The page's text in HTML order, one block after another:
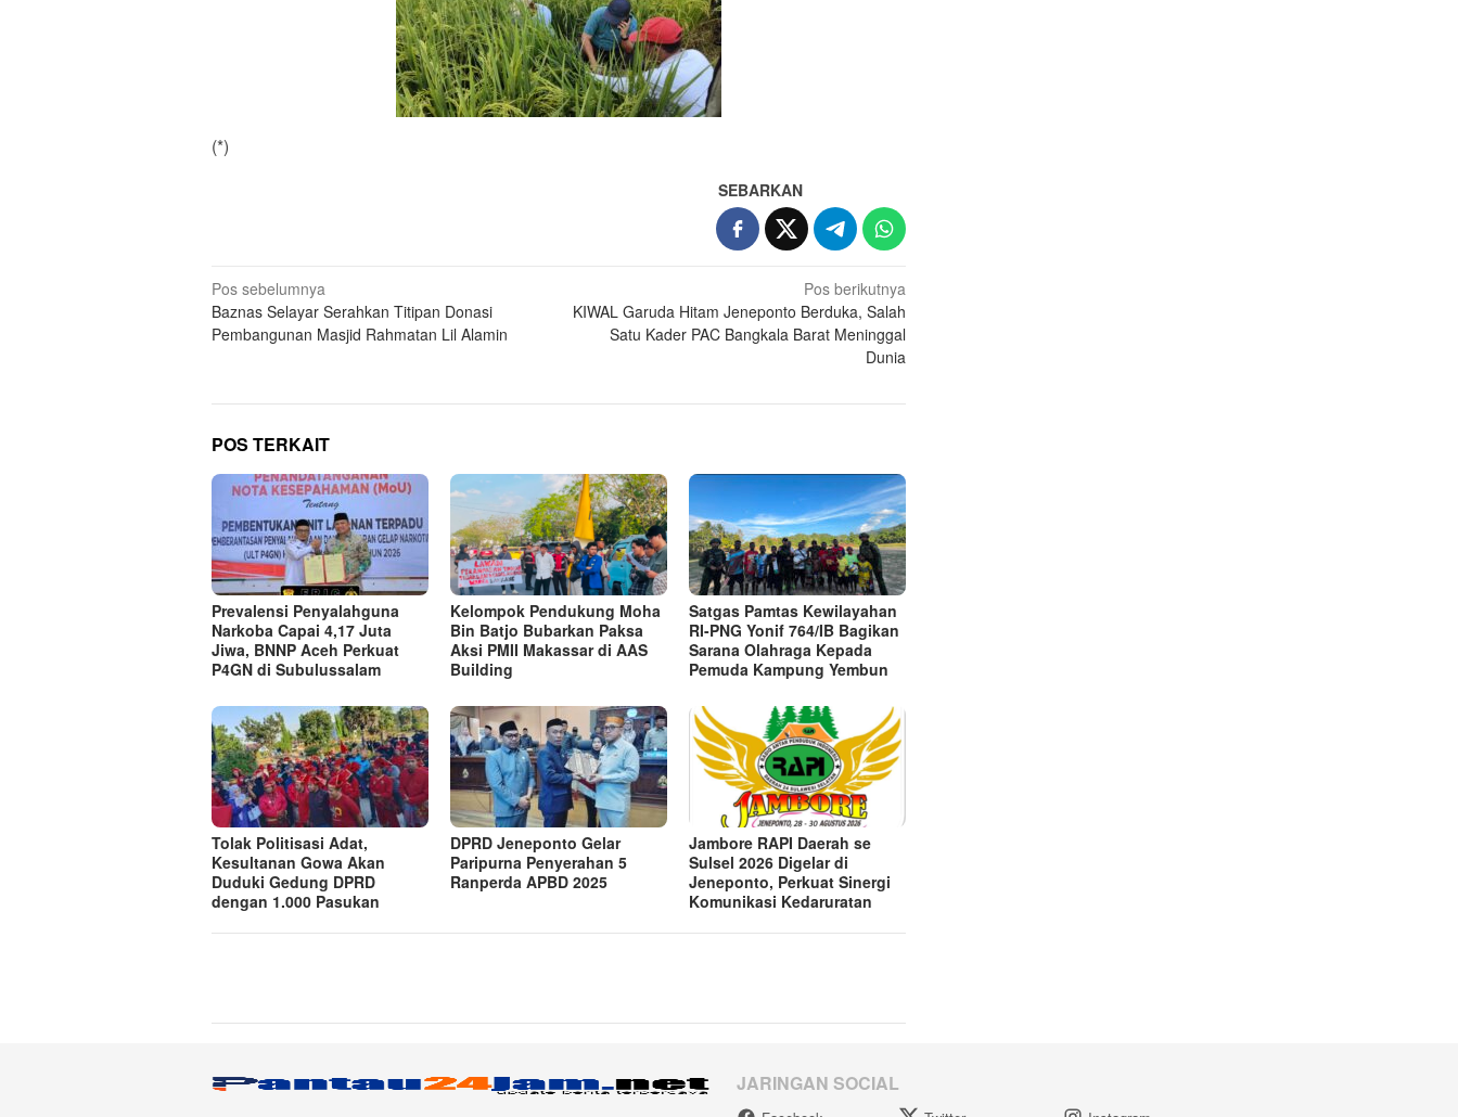
(*)
SEBARKAN
Navigasi
pos
Pos sebelumnya
Baznas Selayar Serahkan Titipan Donasi
Pembangunan Masjid Rahmatan Lil Alamin
Pos berikutnya
KIWAL Garuda Hitam Jeneponto Berduka, Salah
Satu Kader PAC Bangkala Barat Meninggal
Dunia
POS TERKAIT
Prevalensi Penyalahguna
Narkoba Capai 4,17 Juta
Jiwa, BNNP Aceh Perkuat
P4GN di Subulussalam
Kelompok Pendukung Moha
Bin Batjo Bubarkan Paksa
Aksi PMII Makassar di AAS
Building
Satgas Pamtas Kewilayahan
RI-PNG Yonif 764/IB Bagikan
Sarana Olahraga Kepada
Pemuda Kampung Yembun
Tolak Politisasi Adat,
Kesultanan Gowa Akan
Duduki Gedung DPRD
dengan 1.000 Pasukan
DPRD Jeneponto Gelar
Paripurna Penyerahan 5
Ranperda APBD 2025
Jambore RAPI Daerah se
Sulsel 2026 Digelar di
Jeneponto, Perkuat Sinergi
Komunikasi Kedaruratan
JARINGAN SOCIAL